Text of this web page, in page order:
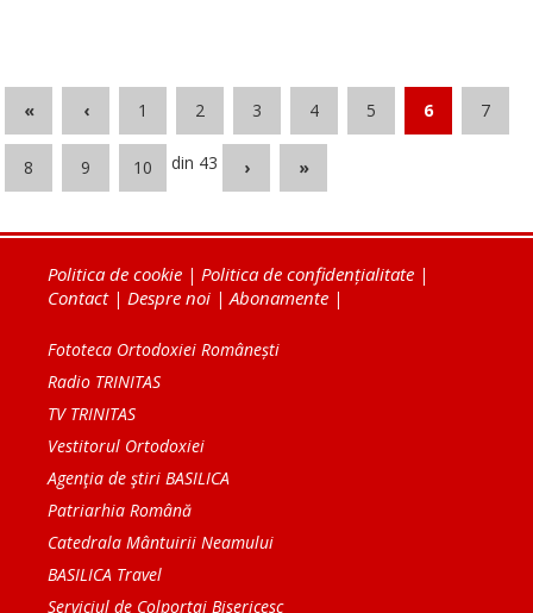
« ‹ 1 2 3 4 5 6 7
8 9 10 din 43 › »
Politica de cookie | Politica de confidențialitate |
Contact| Despre noi |Abonamente |
Fototeca Ortodoxiei Românești
Radio TRINITAS
TV TRINITAS
Vestitorul Ortodoxiei
Agenţia de ştiri BASILICA
Patriarhia Română
Catedrala Mântuirii Neamului
BASILICA Travel
Serviciul de Colportaj Bisericesc